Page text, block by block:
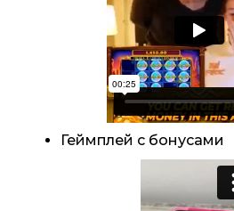
Геймплей с бонусами